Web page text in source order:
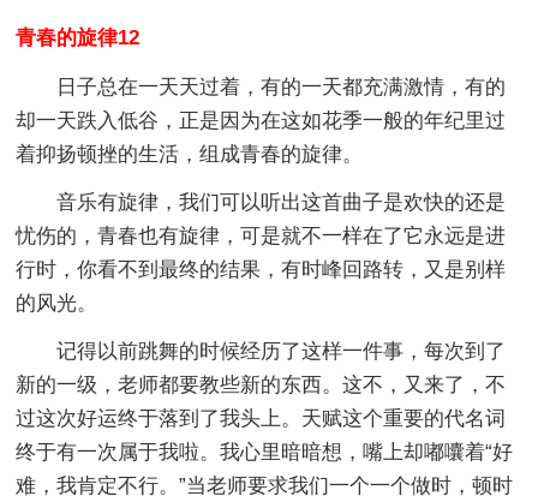
青春的旋律12
日子总在一天天过着，有的一天都充满激情，有的
却一天跌入低谷，正是因为在这如花季一般的年纪里过
着抑扬顿挫的生活，组成青春的旋律。
音乐有旋律，我们可以听出这首曲子是欢快的还是
忧伤的，青春也有旋律，可是就不一样在了它永远是进
行时，你看不到最终的结果，有时峰回路转，又是别样
的风光。
记得以前跳舞的时候经历了这样一件事，每次到了
新的一级，老师都要教些新的东西。这不，又来了，不
过这次好运终于落到了我头上。天赋这个重要的代名词
终于有一次属于我啦。我心里暗暗想，嘴上却嘟囔着“好
难，我肯定不行。”当老师要求我们一个一个做时，顿时